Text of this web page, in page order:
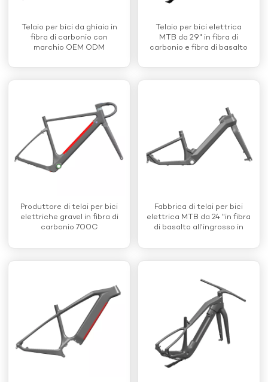
Telaio per bici da ghiaia in
fibra di carbonio con
marchio OEM ODM
Telaio per bici elettrica
MTB da 29" in fibra di
carbonio e fibra di basalto
Produttore di telai per bici
elettriche gravel in fibra di
carbonio 700C
Fabbrica di telai per bici
elettrica MTB da 24 "in fibra
di basalto all'ingrosso in